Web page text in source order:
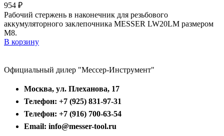
954 ₽
Рабочий стержень в наконечник для резьбового
аккумуляторного заклепочника MESSER LW20LM размером
М8.
В корзину
Официальный дилер "Мессер-Инструмент"
Москва, ул. Плеханова, 17
Телефон: +7 (925) 831-97-31
Телефон: +7 (916) 700-63-54
Email: info@messer-tool.ru